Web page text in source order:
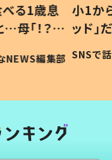
「ギフテ
チ給食”を
和の親
NEWS編集部
ひ孫
が、抱
「涙
い」